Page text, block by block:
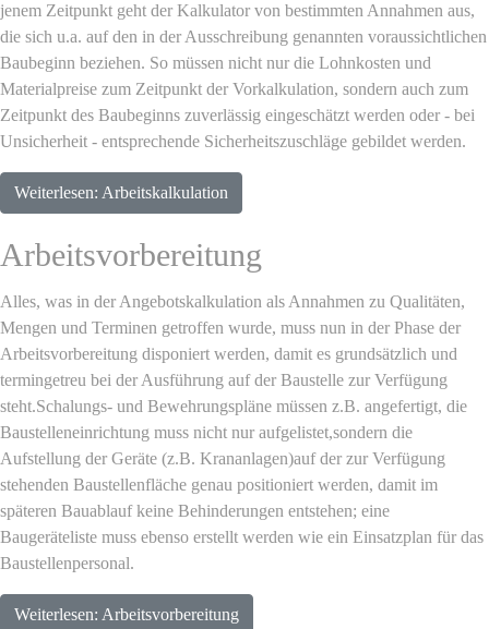
jenem Zeitpunkt geht der Kalkulator von bestimmten Annahmen aus,
die sich u.a. auf den in der Ausschreibung genannten voraussichtlichen
Baubeginn beziehen. So müssen nicht nur die Lohnkosten und
Materialpreise zum Zeitpunkt der Vorkalkulation, sondern auch zum
Zeitpunkt des Baubeginns zuverlässig eingeschätzt werden oder - bei
Unsicherheit - entsprechende Sicherheitszuschläge gebildet werden.
Weiterlesen: Arbeitskalkulation
Arbeitsvorbereitung
Alles, was in der Angebotskalkulation als Annahmen zu Qualitäten,
Mengen und Terminen getroffen wurde, muss nun in der Phase der
Arbeitsvorbereitung disponiert werden, damit es grundsätzlich und
termingetreu bei der Ausführung auf der Baustelle zur Verfügung
steht.Schalungs- und Bewehrungspläne müssen z.B. angefertigt, die
Baustelleneinrichtung muss nicht nur aufgelistet,sondern die
Aufstellung der Geräte (z.B. Krananlagen)auf der zur Verfügung
stehenden Baustellenfläche genau positioniert werden, damit im
späteren Bauablauf keine Behinderungen entstehen; eine
Baugeräteliste muss ebenso erstellt werden wie ein Einsatzplan für das
Baustellenpersonal.
Weiterlesen: Arbeitsvorbereitung